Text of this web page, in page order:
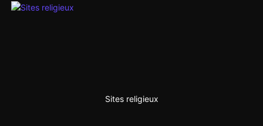
Sites religieux